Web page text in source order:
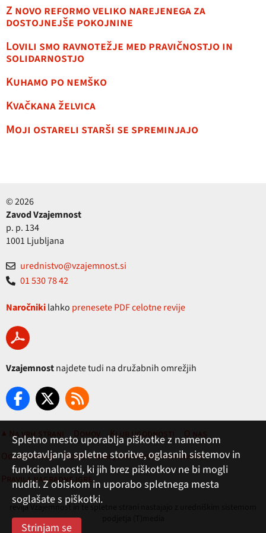
Z novo reformo veliko narejenega za
dostojnejše pokojnine
Lovili smo ravnotežje med pravičnostjo in
solidarnostjo
Kuhamo po nemško
Kvačkana želvica
Moji ostareli starši se spreminjajo
© 2026
Zavod Vzajemnost
p. p. 134
1001 Ljubljana
urednistvo@vzajemnost.si
01 530 78 42
Naročnikilahko prenesete PDF celotne revije
Vzajemnostnajdete tudi na družabnih omrežjih
▲ Na vrh strani Domov Klub ugodnosti
O nas
Oglaševanje
Pogoji rabe, zasebnost in piškotki
Pravila nagradne igre
revija Vzajemnost in te spletne strani nastajajo z uredniškim sistemom
Spletno mesto uporablja piškotke z namenom
zagotavljanja spletne storitve, oglasnih sistemov in
funkcionalnosti, ki jih brez piškotkov ne bi mogli
nuditi. Z obiskom in uporabo spletnega mesta
soglašate s piškotki.